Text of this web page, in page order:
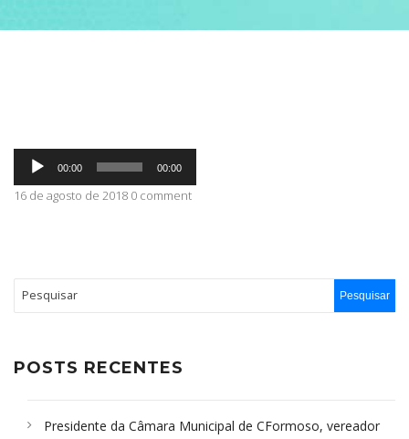
CONTATO
Tocador
áudio
00:00 00:00
16 de agosto de 2018 0 comment
POSTS RECENTES
Presidente da Câmara Municipal de CFormoso, vereador